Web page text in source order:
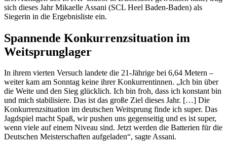
sich dieses Jahr Mikaelle Assani (SCL Heel Baden-Baden) als
Siegerin in die Ergebnisliste ein.
Spannende Konkurrenzsituation im
Weitsprunglager
In ihrem vierten Versuch landete die 21-Jährige bei 6,64 Metern –
weiter kam am Sonntag keine ihrer Konkurrentinnen. „Ich bin über
die Weite und den Sieg glücklich. Ich bin froh, dass ich konstant bin
und mich stabilisiere. Das ist das große Ziel dieses Jahr. […] Die
Konkurrenzsituation im deutschen Weitsprung finde ich super. Das
Jagdspiel macht Spaß, wir pushen uns gegenseitig und es ist super,
wenn viele auf einem Niveau sind. Jetzt werden die Batterien für die
Deutschen Meisterschaften aufgeladen“, sagte Assani.